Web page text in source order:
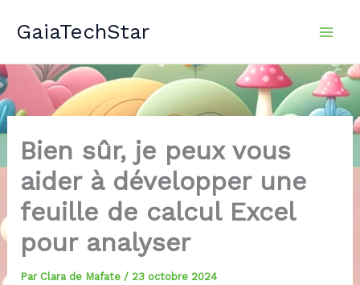
GaiaTechStar
Bien sûr, je peux vous
aider à développer une
feuille de calcul Excel
pour analyser
Par Clara de Mafate / 23 octobre 2024